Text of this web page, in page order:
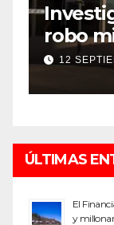
robo
top de
12
ÚLTIMAS
El
y